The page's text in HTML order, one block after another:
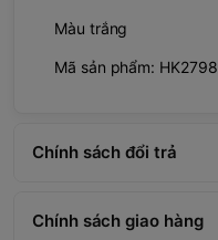
Màu trắng
Mã sản phẩm: HK2798
Chính sách đổi trả
Chính sách giao hàng